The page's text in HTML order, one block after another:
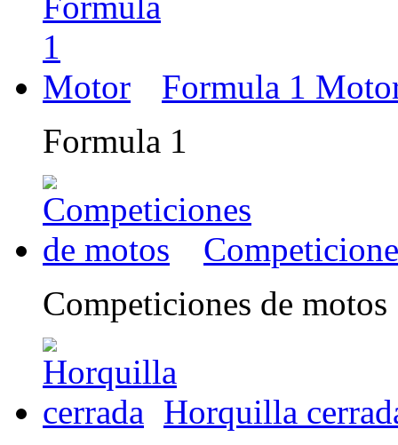
Formula 1
Formula 1
Competiciones de motos
Horquilla